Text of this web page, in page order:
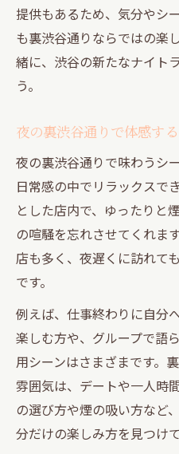
提供もあるため、気分やシ
も裏渋谷通りならではの楽
緒に、渋谷の新たなナイト
う。
夜の裏渋谷通りで体感す
夜の裏渋谷通りで味わうシ
日常感の中でリラックスで
とした店内で、ゆったりと
の喧騒を忘れさせてくれま
店も多く、夜遅くに訪れて
です。
例えば、仕事終わりに自分
楽しむ方や、グループで語
用シーンはさまざまです。
雰囲気は、デートや一人時
の選び方や煙の吸い方など
分だけの楽しみ方を見つけ